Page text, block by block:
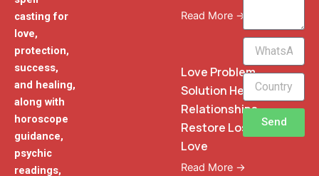
casting for
love,
protection,
success,
and healing,
along with
horoscope
guidance,
psychic
readings,
Read More →
Love Problem
Solution Heal
Relationships
Restore Lost
Love
Read More →
WhatsApp
Phone
Send